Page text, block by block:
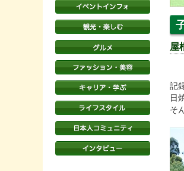
屋
記
日
そ